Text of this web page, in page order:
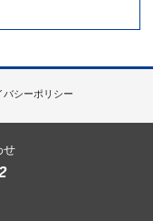
バシーポリシー
せ